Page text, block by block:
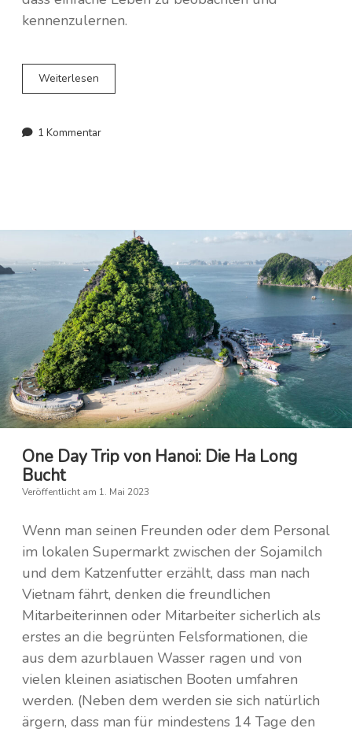
kennenzulernen.
Weiterlesen
–
und
1 Kommentar
One Day Trip von Hanoi: Die Ha Long
Bucht
Veröffentlicht am 1. Mai 2023
Wenn man seinen Freunden oder dem Personal
im lokalen Supermarkt zwischen der Sojamilch
und dem Katzenfutter erzählt, dass man nach
Vietnam fährt, denken die freundlichen
Mitarbeiterinnen oder Mitarbeiter sicherlich als
erstes an die begrünten Felsformationen, die
aus dem azurblauen Wasser ragen und von
vielen kleinen asiatischen Booten umfahren
werden. (Neben dem werden sie sich natürlich
ärgern, dass man für mindestens 14 Tage den